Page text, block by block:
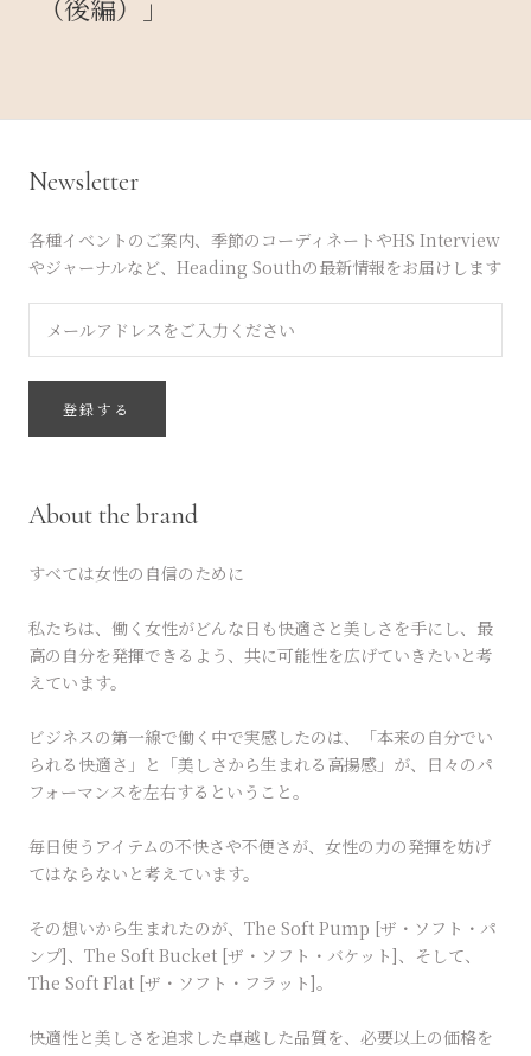
（後編）」
Newsletter
各種イベントのご案内、季節のコーディネートやHS Interview
やジャーナルなど、Heading Southの最新情報をお届けします
登録する
About the brand
すべては女性の自信のために
私たちは、働く女性がどんな日も快適さと美しさを手にし、最
高の自分を発揮できるよう、共に可能性を広げていきたいと考
えています。
ビジネスの第一線で働く中で実感したのは、「本来の自分でい
られる快適さ」と「美しさから生まれる高揚感」が、日々のパ
フォーマンスを左右するということ。
毎日使うアイテムの不快さや不便さが、女性の力の発揮を妨げ
てはならないと考えています。
その想いから生まれたのが、The Soft Pump [ザ・ソフト・パ
ンプ]、The Soft Bucket [ザ・ソフト・バケット]、そして、
The Soft Flat [ザ・ソフト・フラット]。
快適性と美しさを追求した卓越した品質を、必要以上の価格を